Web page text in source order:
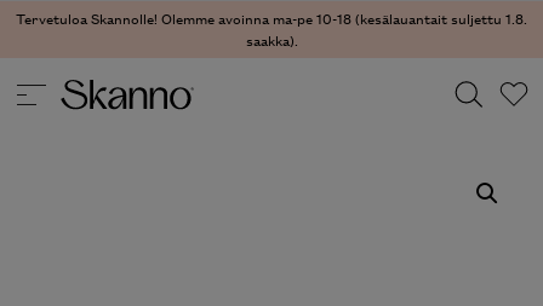
Tervetuloa Skannolle! Olemme avoinna ma-pe 10-18 (kesälauantait suljettu 1.8.
saakka).